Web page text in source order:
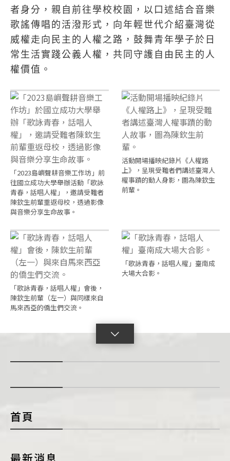
者身分，親自前往學校校園，以口述結合音樂
歌謠傳唱的活潑形式，向年輕世代介紹臺灣從
威權走向民主的人權之路，鼓舞青年學子於日
常生活實踐公義人權，共同守護自由民主的人
權價值。
「2023島嶼聲耕音樂工作坊」前
往國立成功大學舉辦活動「歌詠
青春，話唱人權」，邀請受難者
陳欽生前輩重返母校，透過影像
與音樂分享生命故事。
活動開場播映紀錄片《人權路
上》，呈現受難者們講述臺灣人
權事蹟的動人身影，圖為陳欽生
前輩。
「歌詠青春，話唱人權」會後，
陳欽生前輩（左一）與同樣來自
馬來西亞的僑生們交流。
「歌詠青春，話唱人權」臺南成
大場大合影。
首頁
最新消息